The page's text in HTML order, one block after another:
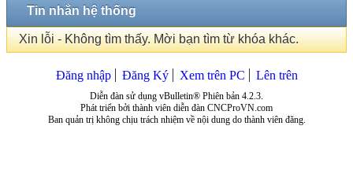
Tin nhắn hệ thống
Xin lỗi - Không tìm thấy. Mời bạn tìm từ khóa khác.
Đăng nhập Đăng Ký Xem trên PC Lên trên
Diễn đàn sử dụng vBulletin® Phiên bản 4.2.3.
Phát triển bởi thành viên diễn đàn CNCProVN.com
Ban quản trị không chịu trách nhiệm về nội dung do thành viên đăng.